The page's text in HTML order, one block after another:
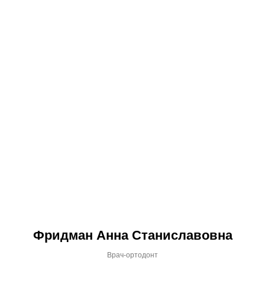
Фридман Анна Станиславовна
Врач-ортодонт